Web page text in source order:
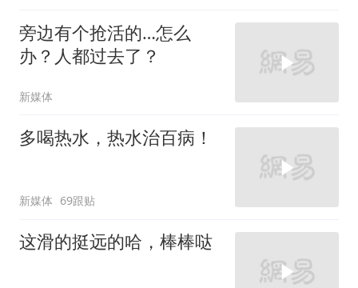
旁边有个抢活的…怎么
办？人都过去了？
新媒体
多喝热水，热水治百病！
新媒体 69跟贴
这滑的挺远的哈，棒棒哒